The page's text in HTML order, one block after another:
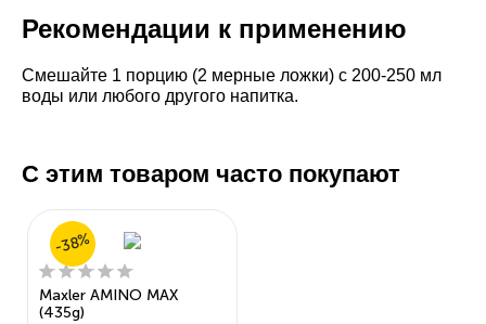
Рекомендации к применению
Смешайте 1 порцию (2 мерные ложки) с 200-250 мл
воды или любого другого напитка.
С этим товаром часто покупают
Maxler AMINO MAX
(435g)
-38%